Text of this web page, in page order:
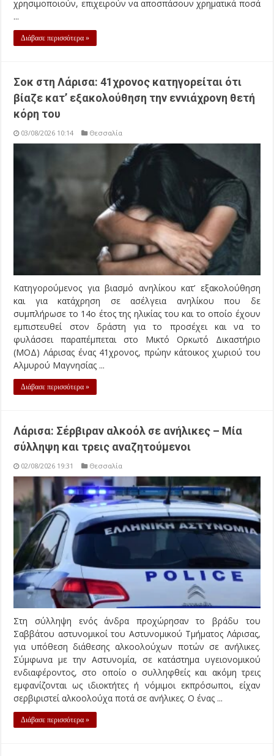
χρησιμοποιούν, επιχειρούν να αποσπάσουν χρηματικά ποσά
...
Διάβασε περισσότερα »
Σοκ στη Λάρισα: 41χρονος κατηγορείται ότι
βίαζε κατ’ εξακολούθηση την εννιάχρονη θετή
κόρη του
03/08/2026 10:14 Θεσσαλία
Kατηγορούμενος για βιασμό ανηλίκου κατ’ εξακολούθηση
και για κατάχρηση σε ασέλγεια ανηλίκου που δε
συμπλήρωσε το 14ο έτος της ηλικίας του και το οποίο έχουν
εμπιστευθεί στον δράστη για το προσέχει και να το
φυλάσσει παραπέμπεται στο Μικτό Ορκωτό Δικαστήριο
(ΜΟΔ) Λάρισας ένας 41χρονος, πρώην κάτοικος χωριού του
Αλμυρού Μαγνησίας ...
Διάβασε περισσότερα »
Λάρισα: Σέρβιραν αλκοόλ σε ανήλικες – Μία
σύλληψη και τρεις αναζητούμενοι
02/08/2026 19:31 Θεσσαλία
Στη σύλληψη ενός άνδρα προχώρησαν το βράδυ του
Σαββάτου αστυνομικοί του Αστυνομικού Τμήματος Λάρισας,
για υπόθεση διάθεσης αλκοολούχων ποτών σε ανήλικες.
Σύμφωνα με την Αστυνομία, σε κατάστημα υγειονομικού
ενδιαφέροντος, στο οποίο ο συλληφθείς και ακόμη τρεις
εμφανίζονται ως ιδιοκτήτες ή νόμιμοι εκπρόσωποι, είχαν
σερβιριστεί αλκοολούχα ποτά σε ανήλικες. Ο ένας ...
Διάβασε περισσότερα »